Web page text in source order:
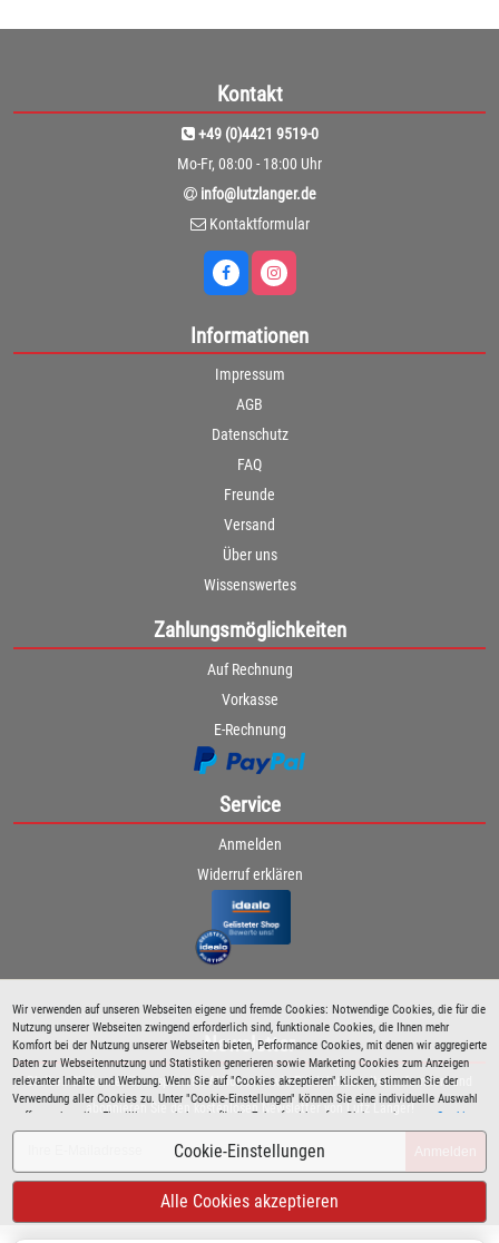
Wir verwenden auf unseren Webseiten eigene und fremde Cookies: Notwendige Cookies, die für die
Nutzung unserer Webseiten zwingend erforderlich sind, funktionale Cookies, die Ihnen mehr
Komfort bei der Nutzung unserer Webseiten bieten, Performance Cookies, mit denen wir aggregierte
Daten zur Webseitennutzung und Statistiken generieren sowie Marketing Cookies zum Anzeigen
relevanter Inhalte und Werbung. Wenn Sie auf "Cookies akzeptieren" klicken, stimmen Sie der
Verwendung aller Cookies zu. Unter "Cookie-Einstellungen" können Sie eine individuelle Auswahl
treffen und erteilte Einwilligungen jederzeit für die Zukunft widerrufen. Siehe auch unsere Cookie
Richtlinie.
Cookie-Einstellungen
Alle Cookies akzeptieren
Kontakt
+49 (0)4421 9519-0
Mo-Fr, 08:00 - 18:00 Uhr
info@lutzlanger.de
Kontaktformular
Informationen
Impressum
AGB
Datenschutz
FAQ
Freunde
Versand
Über uns
Wissenswertes
Zahlungsmöglichkeiten
Auf Rechnung
Vorkasse
E-Rechnung
Service
Anmelden
Widerruf erklären
Newsletter
Bleiben Sie immer über spezielle Aktionen sowie Produktneuheiten informiert und
abonnieren Sie den kostenlosen Newsletter von Lutz Langer!